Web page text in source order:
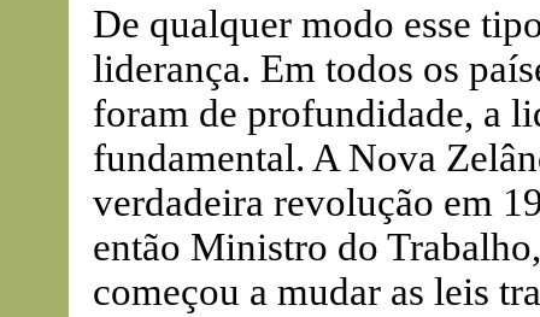
De qualquer modo esse
liderança. Em todos os
foram de profundidade, a
fundamental. A Nova
verdadeira revolução em
então Ministro do
começou a mudar as leis